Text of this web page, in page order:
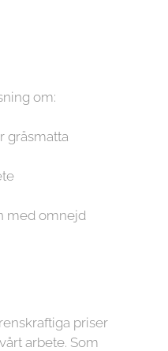
om:
gräsmatta
med omnejd
priser
arbete. Som